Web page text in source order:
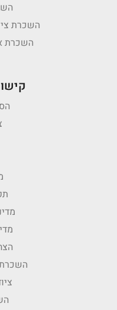
השכרת
השכרת
השכרת